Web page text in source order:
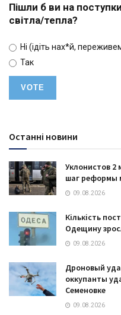
Пішли б ви на
світла/тепла?
Ні (ідіть нах*й,
Так
Останні новини
Уклонистов 2
шаг реформы
09.08.2026
Кількість
Одещину
09.08.2026
Дроновый
оккупанты
Семеновке
09.08.2026